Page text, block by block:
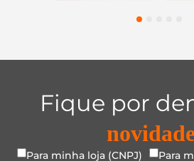
45
Fique por
Para minha loja (CNPJ) Para